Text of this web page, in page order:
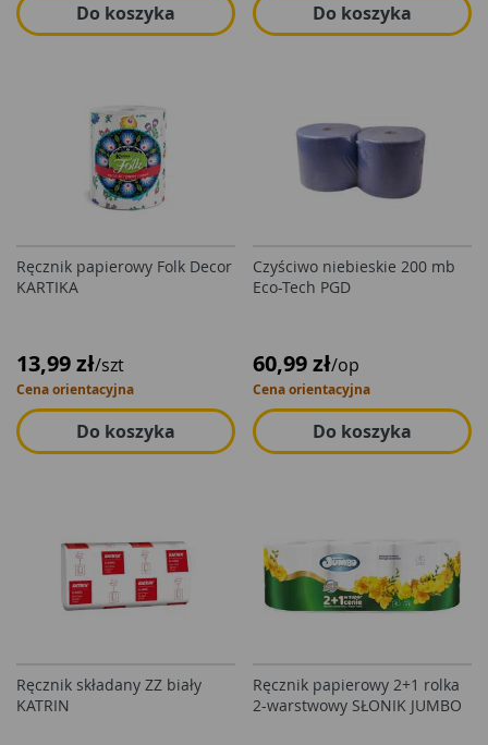
Do koszyka Do koszyka
Ręcznik papierowy Folk Decor
KARTIKA
13,99 zł/szt
Cena orientacyjna
Do koszyka
Czyściwo niebieskie 200 mb
Eco-Tech PGD
60,99 zł/op
Cena orientacyjna
Do koszyka
Ręcznik składany ZZ biały
KATRIN
Ręcznik papierowy 2+1 rolka
2-warstwowy SŁONIK JUMBO